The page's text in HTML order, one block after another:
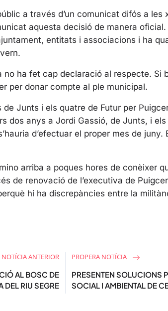
a través d’un comunicat difós a les
aquesta decisió de manera
entitats i associacions i ha
no ha fet cap declaració al respecte. Si
per donar compte al ple municipal.
de Junts i els quatre de Futur per
dos anys a Jordi Gassió, de Junts, i
d’efectuar el proper mes de juny.
arriba a poques hores de conèixer
de renovació de l’executiva de
hi ha discrepàncies entre la
NOTÍCIA ANTERIOR
AL BOSC DE
DEL RIU SEGRE
PROPERA NOTÍCIA
PRESENTEN SOLUCIONS
SOCIAL I AMBIENTAL DE